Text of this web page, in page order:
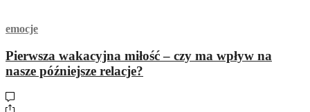
emocje
Pierwsza wakacyjna miłość – czy ma wpływ na
nasze późniejsze relacje?